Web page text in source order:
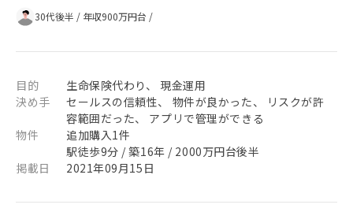
30代後半 / 年収900万円台 /
目的
生命保険代わり、 現金運用
決め手
セールスの信頼性、 物件が良かった、 リスクが許
容範囲だった、 アプリで管理ができる
物件
追加購入1件
駅徒歩9分 / 築16年 / 2000万円台後半
掲載日
2021年09月15日